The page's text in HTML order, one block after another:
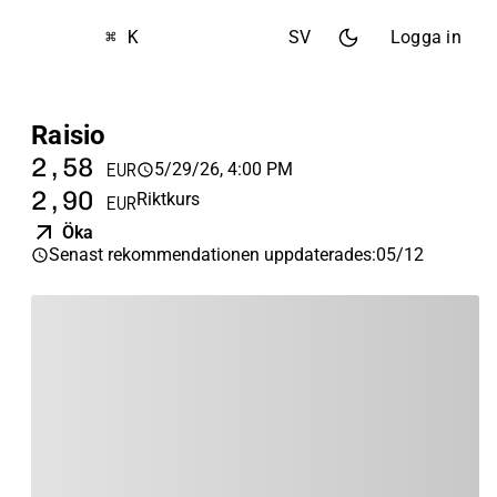
⌘ K SV Logga in
Raisio
2,58 EUR 5/29/26, 4:00 PM
2,90 EURRiktkurs
Öka
Senast rekommendationen uppdaterades:05/12